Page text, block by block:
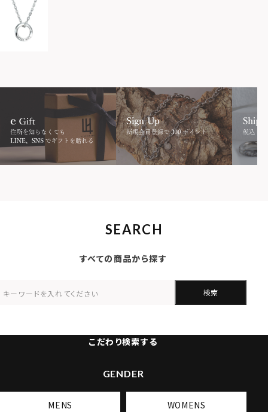
SEARCH
すべての商品から探す
検索
こだわり検索する
GENDER
MENS WOMENS